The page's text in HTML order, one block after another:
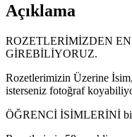
Açıklama
ROZETLERİMİZDEN
GİREBİLİYORUZ.
Rozetlerimizin Üzerine
isterseniz fotoğraf
ÖĞRENCİ İSİMLERİNİ